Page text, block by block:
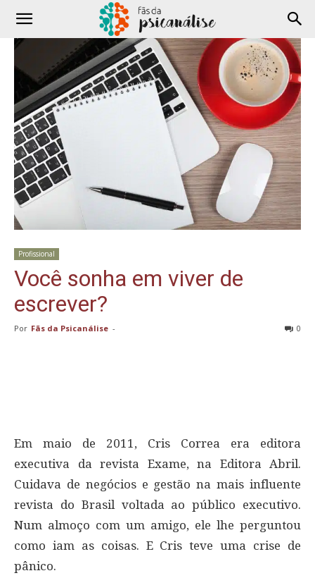
Profissional
Você sonha em viver de
escrever?
Por Fãs da Psicanálise - 0
Em maio de 2011, Cris Correa era editora
executiva da revista Exame, na Editora Abril.
Cuidava de negócios e gestão na mais influente
revista do Brasil voltada ao público executivo.
Num almoço com um amigo, ele lhe perguntou
como iam as coisas. E Cris teve uma crise de
pânico.